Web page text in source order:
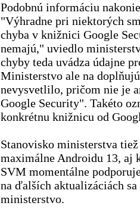
Podobnú informáciu
"Výhradne pri niektorých
chyba v knižnici Google
nemajú," uviedlo
chyby teda uvádza údajne
Ministerstvo ale na
nevysvetlilo, pričom nie je
Google Security". Takéto
konkrétnu knižnicu od
Stanovisko ministerstva
maximálne Androidu 13, aj
SVM momentálne
na ďalších aktualizáciách
ministerstvo.